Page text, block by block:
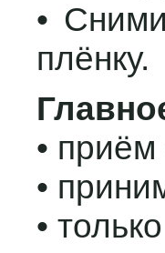
•
плёнку.
•
•
•